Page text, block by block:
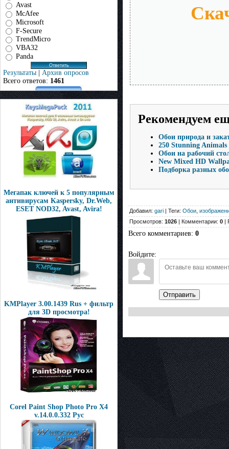
Avast
McAfee
Microsoft
F-Secure
TrendMicro
VBA32
Panda
Результаты | Архив опросов
Всего ответов: 1461
Мегапак ключей к 5 популярным
антивирусам Kaspersky, Dr.Web,
ESET NOD32, Avast, Avira!
KMPlayer 3.00.1439 Rus + фильтр
для 3D просмотра!
Corel Paint Shop Photo Pro X4
v.14.0.0.332 Рус
Рекомендуем
Обои природа и
250 Stunning
Обои на рабочий
New Mixed HD
Подборка разных
Добавил: gari | Теги: Обои
Просмотров: 1026 | Комментарии: 0 |
Всего комментариев: 0
Войдите:
Отправить